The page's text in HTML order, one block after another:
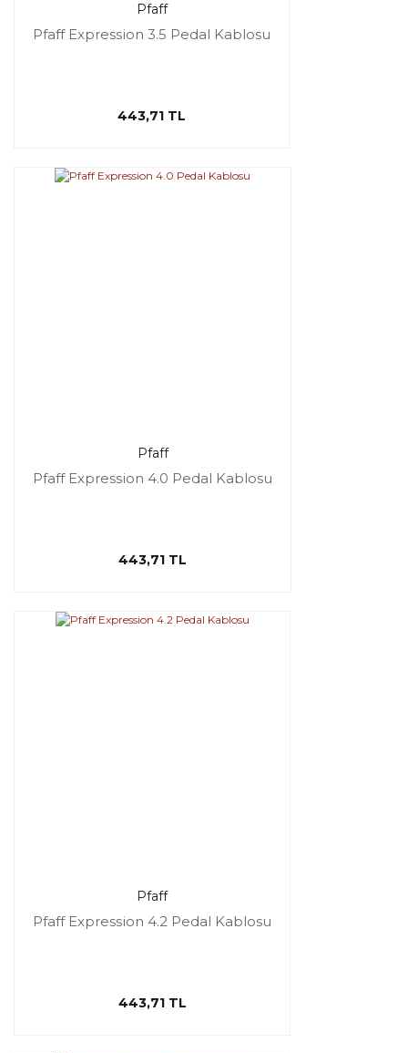
Pfaff
Pfaff Expression 3.5 Pedal Kablosu
443,71 TL
Pfaff
Pfaff Expression 4.0 Pedal Kablosu
443,71 TL
Pfaff
Pfaff Expression 4.2 Pedal Kablosu
443,71 TL